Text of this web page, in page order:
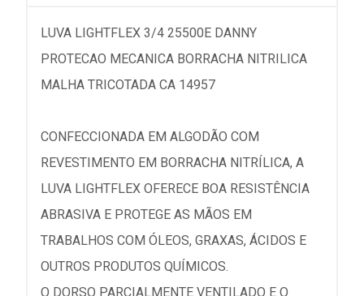
LUVA LIGHTFLEX 3/4 25500E DANNY
PROTECAO MECANICA BORRACHA NITRILICA
MALHA TRICOTADA CA 14957
CONFECCIONADA EM ALGODÃO COM
REVESTIMENTO EM BORRACHA NITRÍLICA, A
LUVA LIGHTFLEX OFERECE BOA RESISTÊNCIA
ABRASIVA E PROTEGE AS MÃOS EM
TRABALHOS COM ÓLEOS, GRAXAS, ÁCIDOS E
OUTROS PRODUTOS QUÍMICOS.
O DORSO PARCIALMENTE VENTILADO E O